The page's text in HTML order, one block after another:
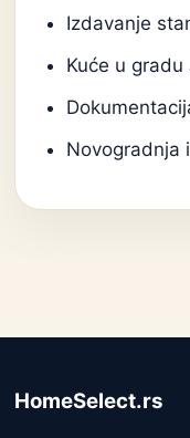
Izdavanje
Kuće u gradu
Novogradnja
HomeSelect.rs